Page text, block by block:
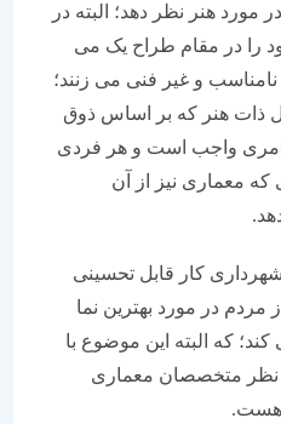
هنر نظر دهد؛ البته در
مقام طراح یک می
و غیر فنی می زنند؛
هنر که بر اساس ذوق
است و هر فردی
نیز از آن
کار قابل تحسینی
در مورد بهترین نما
البته این موضوع با
متخصصان معماری